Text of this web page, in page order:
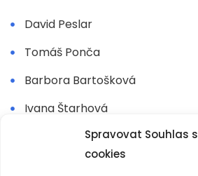
Spravovat Souhlas s
cookies
David Peslar
Tomáš Ponča
Barbora Bartošková
Ivana Štarhová
Jarmila Boháčková